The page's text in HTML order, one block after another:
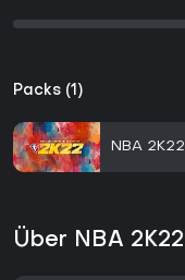
Packs (1)
NBA
Über NBA 2K22